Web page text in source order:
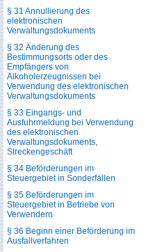
§ 31 Annullierung des
elektronischen
Verwaltungsdokuments
§ 32 Änderung des
Bestimmungsorts oder des
Empfängers von
Alkoholerzeugnissen bei
Verwendung des elektronischen
Verwaltungsdokuments
§ 33 Eingangs- und
Ausfuhrmeldung bei Verwendung
des elektronischen
Verwaltungsdokuments,
Streckengeschäft
§ 34 Beförderungen im
Steuergebiet in Sonderfällen
§ 35 Beförderungen im
Steuergebiet in Betriebe von
Verwendern
§ 36 Beginn einer Beförderung im
Ausfallverfahren